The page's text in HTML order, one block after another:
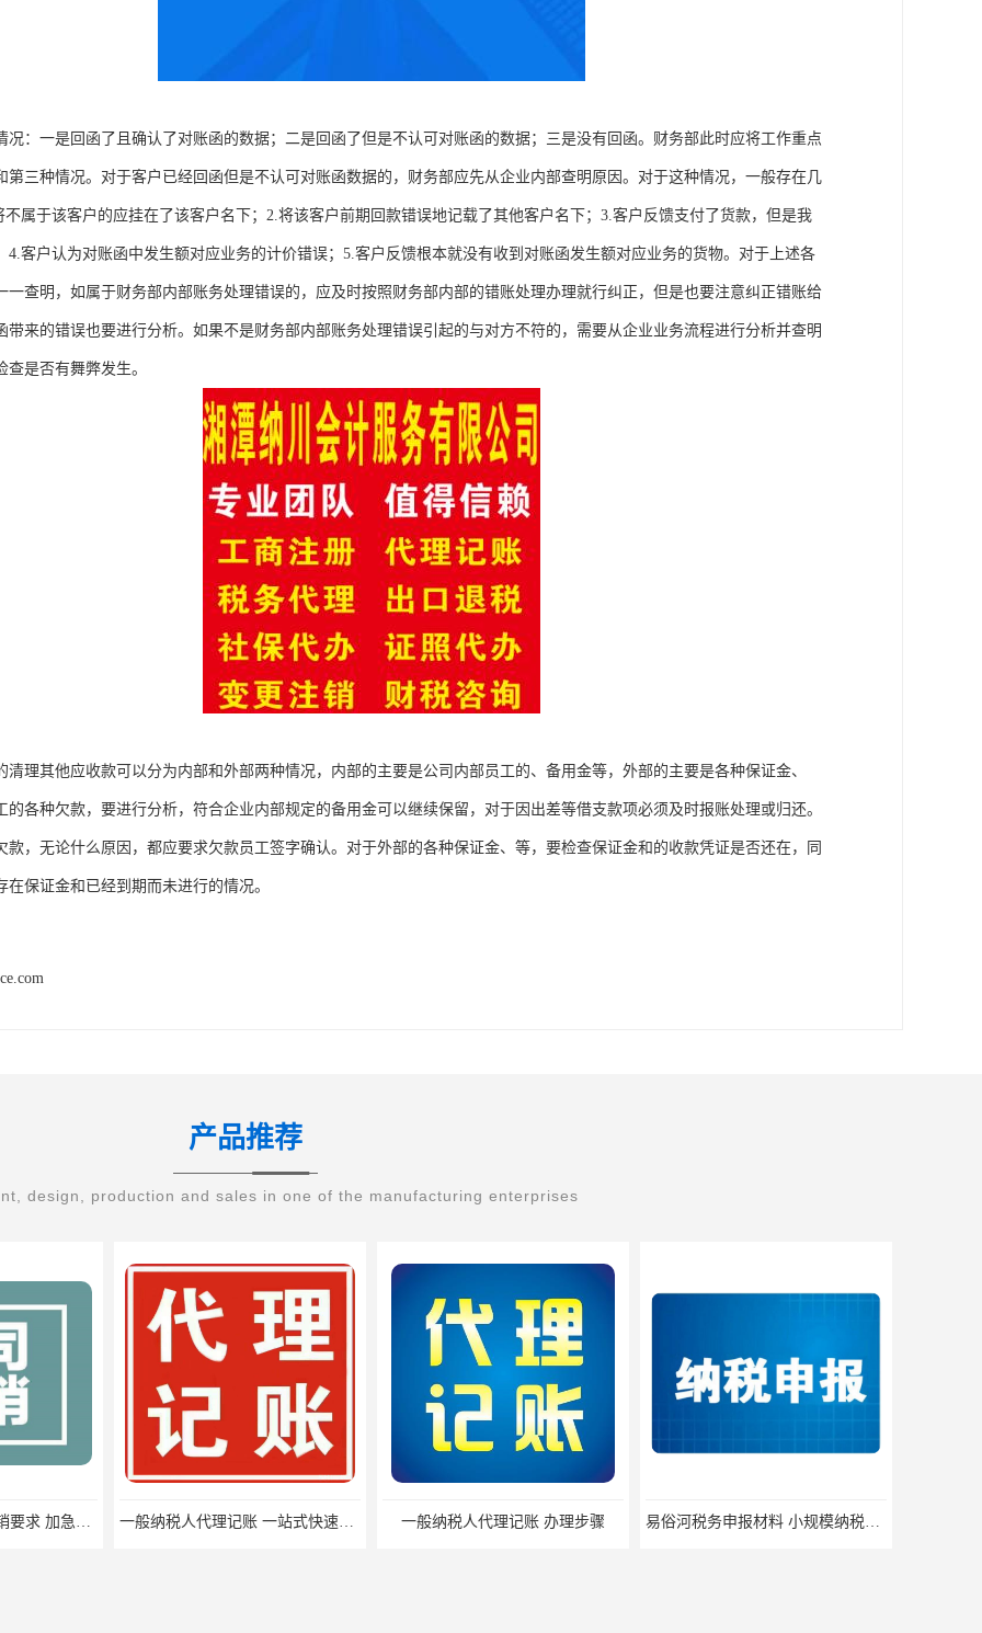
况：一是回函了且确认了对账函的数据；二是回函了但是不认可对账函的数据；三是没有回函。财务部此时应将工作重点
第三种情况。对于客户已经回函但是不认可对账函数据的，财务部应先从企业内部查明原因。对于这种情况，一般存在几
不属于该客户的应挂在了该客户名下；2.将该客户前期回款错误地记载了其他客户名下；3.客户反馈支付了货款，但是我
4.客户认为对账函中发生额对应业务的计价错误；5.客户反馈根本就没有收到对账函发生额对应业务的货物。对于上述各
一查明，如属于财务部内部账务处理错误的，应及时按照财务部内部的错账处理办理就行纠正，但是也要注意纠正错账给
带来的错误也要进行分析。如果不是财务部内部账务处理错误引起的与对方不符的，需要从企业业务流程进行分析并查明
查是否有舞弊发生。
清理其他应收款可以分为内部和外部两种情况，内部的主要是公司内部员工的、备用金等，外部的主要是各种保证金、
的各种欠款，要进行分析，符合企业内部规定的备用金可以继续保留，对于因出差等借支款项必须及时报账处理或归还。
款，无论什么原因，都应要求欠款员工签字确认。对于外部的各种保证金、等，要检查保证金和的收款凭证是否还在，同
在保证金和已经到期而未进行的情况。
产品推荐
design, production and sales in one of the manufacturing enterprises
湘潭市岳塘区税务注销要求 加急办理 一般纳税人代理记账 一站式快速办理 一般纳税人代理记账 办理步骤 易俗河税务申报材料 小规模纳税人税务注销 一站式服务